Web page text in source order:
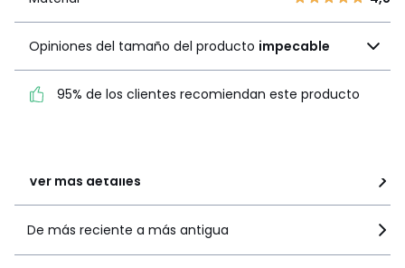
Opiniones del tamaño
del producto
Ver más detalles
Opiniones del tamaño del producto impecable
95% de los clientes recomiendan este producto
De más reciente a más antigua